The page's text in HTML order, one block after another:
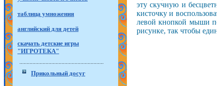
таблица умножения
английский для детей
скачать детские игры
"ИГРОТЕКА"
Прикольный досуг
эту скучную и
кисточку и
левой кнопкой мыши по
рисунке, так чтобы